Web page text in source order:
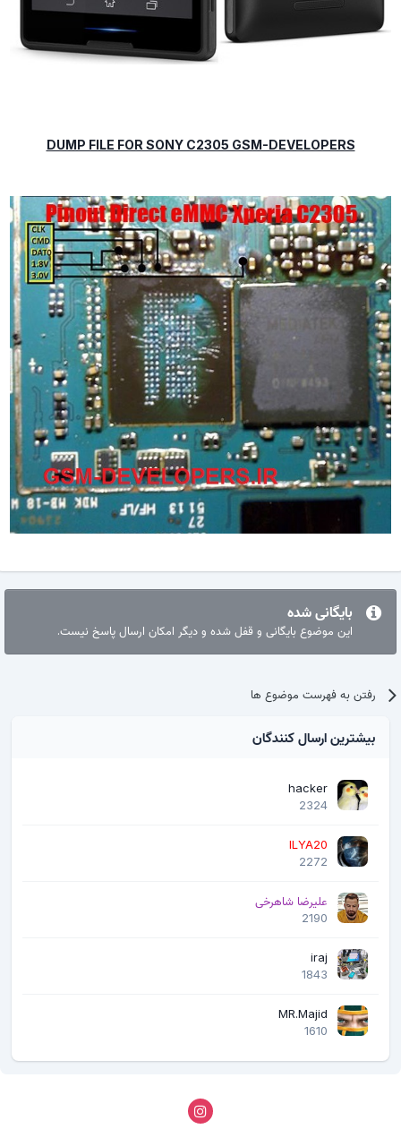
DUMP FILE FOR SONY C2305 GSM-DEVELOPERS
بایگانی شده
این موضوع بایگانی و قفل شده و دیگر امکان ارسال پاسخ نیست.
رفتن به فهرست موضوع ها
بیشترین ارسال کنندگان
hacker
2324
ILYA20
2272
علیرضا شاهرخی
2190
iraj
1843
MR.Majid
1610